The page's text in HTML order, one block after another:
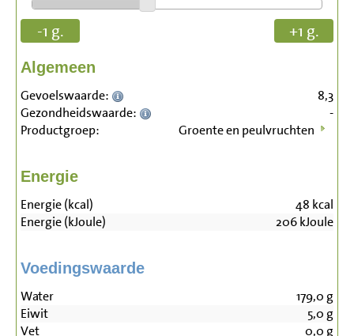
-1 g. +1 g.
Algemeen
Gevoelswaarde:
8,3
Gezondheidswaarde:
-
Productgroep:
Groente en peulvruchten
Energie
Energie (kcal) 48 kcal
Energie (kJoule)
206kJoule
Voedingswaarde
Water 179,0 g
Eiwit
5,0 g
Vet
0,0 g